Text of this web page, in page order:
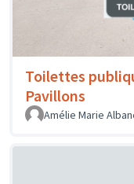
Toilettes
Pavillons
Amélie Marie